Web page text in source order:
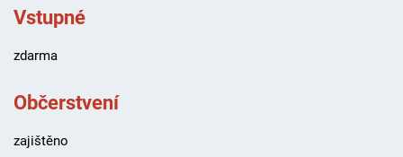
Vstupné
zdarma
Občerstvení
zajištěno